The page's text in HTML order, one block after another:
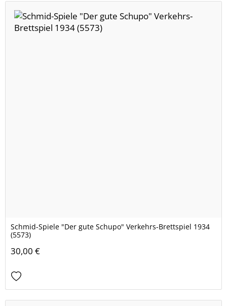
Schmid-Spiele "Der gute Schupo" Verkehrs-Brettspiel 1934
(5573)
30,00 €